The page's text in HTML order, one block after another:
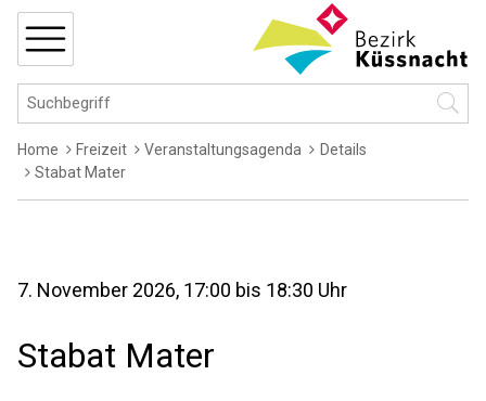
Navigieren in Küssnacht
Schnellnavigation
Hauptnavigation
Suchbegriff
Breadcrumb
Home Freizeit Veranstaltungsagenda
Details
Stabat Mater
7. November 2026, 17:00 bis 18:30 Uhr
Stabat Mater